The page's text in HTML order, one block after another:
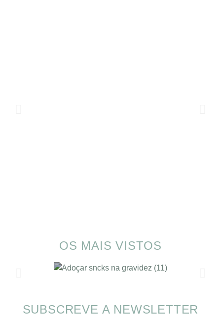
OS MAIS VISTOS
SOMP (SOP): 5 Ideias de Pequenos Almoços
SUBSCREVE A NEWSLETTER